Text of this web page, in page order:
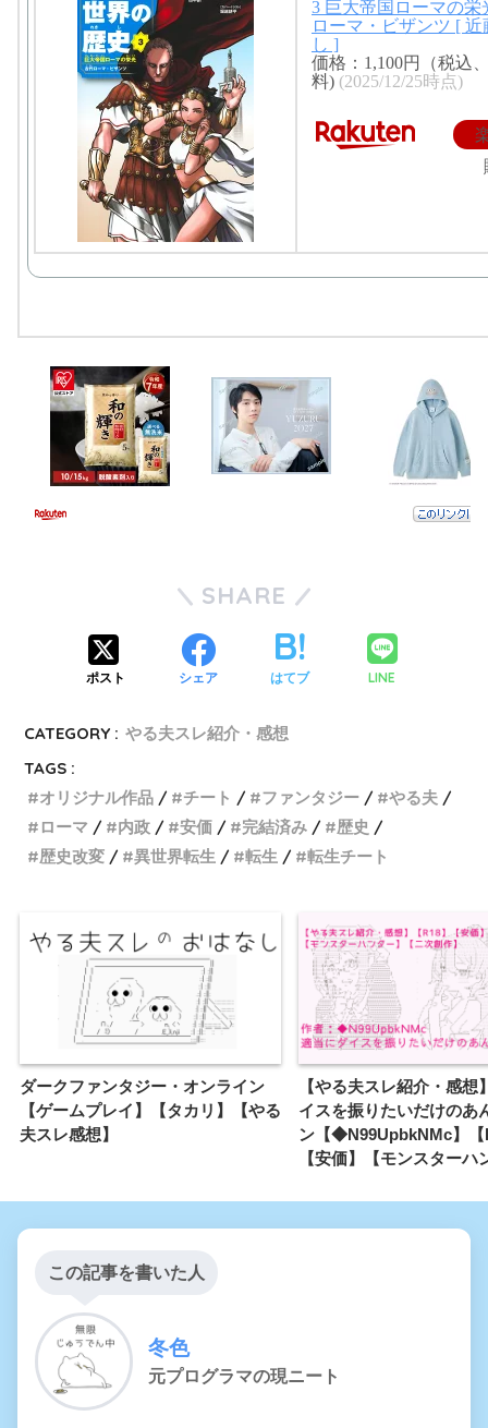
3 巨大帝国ローマの栄
ローマ・ビザンツ [ 近
し ]
価格：1,100円（税込
料) (2025/12/25時点)
SHARE
ポスト シェア はてブ LINE
CATEGORY : やる夫スレ紹介・感想
TAGS :
オリジナル作品
チート ファンタジー
やる夫
ローマ
内政 安価 完結済み
歴史
歴史改変
異世界転生 転生 転生チート
ダークファンタジー・オンライン
【ゲームプレイ】【タカリ】【やる
夫スレ感想】
【やる夫スレ紹介・感想
イスを振りたいだけのあ
ン【◆N99UpbkNMc】【
【安価】【モンスターハ
この記事を書いた人
冬色
元プログラマの現ニート